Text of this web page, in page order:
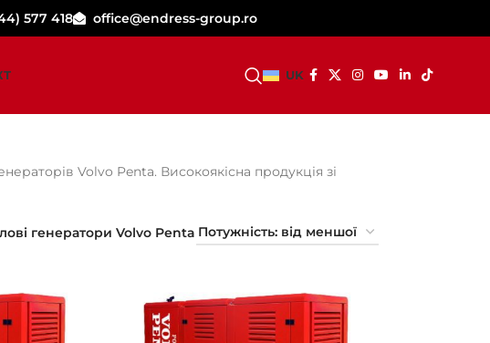
577 418 office@endress-group.ro
UK
Volvo Penta. Високоякісна продукція зі
генератори Volvo Penta